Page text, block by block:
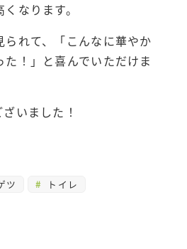
なります。
られて、「こんなに華やか
！」と喜んでいただけま
いました！
ツ
トイレ